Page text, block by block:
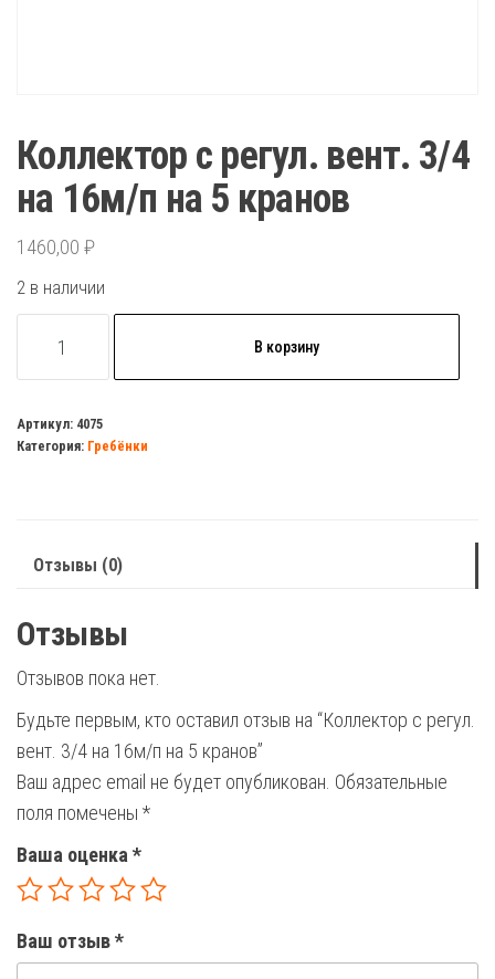
Коллектор с регул. вент. 3/4
на 16м/п на 5 кранов
1460,00 ₽
2 в наличии
товара
с
регул.
16м/
на
5
В корзину
Артикул: 4075
Категория: Гребёнки
Отзывы (0)
Отзывы
Отзывов пока нет.
Будьте первым, кто оставил отзыв на “Коллектор с регул.
вент. 3/4 на 16м/п на 5 кранов”
Ваш адрес email не будет опубликован. Обязательные
поля помечены *
Ваша оценка *
Ваш отзыв*